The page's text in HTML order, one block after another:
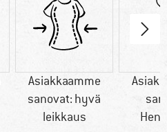
Asiakkaamme
sanovat: hyvä
leikkaus